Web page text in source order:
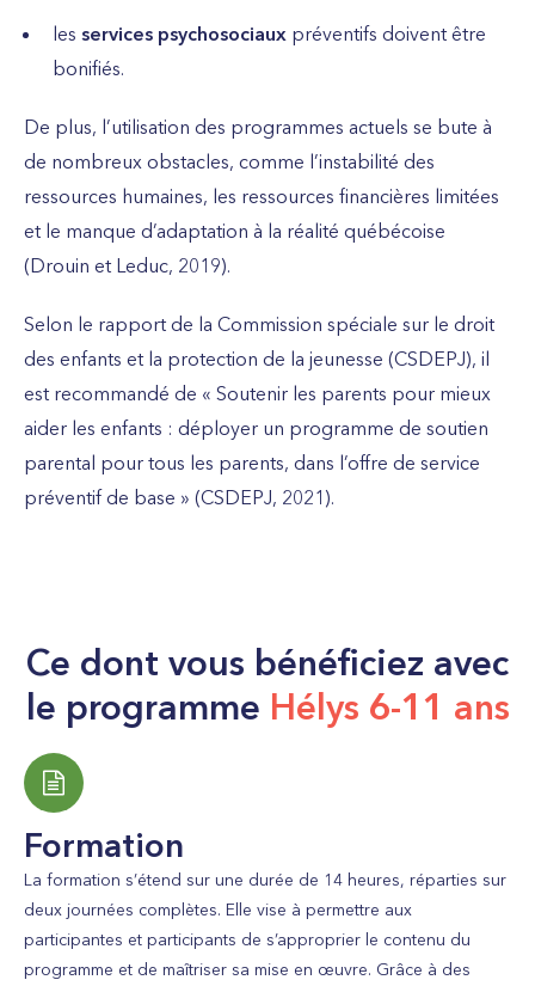
les services psychosociaux préventifs doivent être
bonifiés.
De plus, l’utilisation des programmes actuels se bute à
de nombreux obstacles, comme l’instabilité des
ressources humaines, les ressources financières limitées
et le manque d’adaptation à la réalité québécoise
(Drouin et Leduc, 2019).
Selon le rapport de la Commission spéciale sur le droit
des enfants et la protection de la jeunesse (CSDEPJ), il
est recommandé de « Soutenir les parents pour mieux
aider les enfants : déployer un programme de soutien
parental pour tous les parents, dans l’offre de service
préventif de base » (CSDEPJ, 2021).
Ce dont vous bénéficiez avec
le programme Hélys 6-11 ans
Formation
La formation s’étend sur une durée de 14 heures, réparties sur
deux journées complètes. Elle vise à permettre aux
participantes et participants de s’approprier le contenu du
programme et de maîtriser sa mise en œuvre. Grâce à des